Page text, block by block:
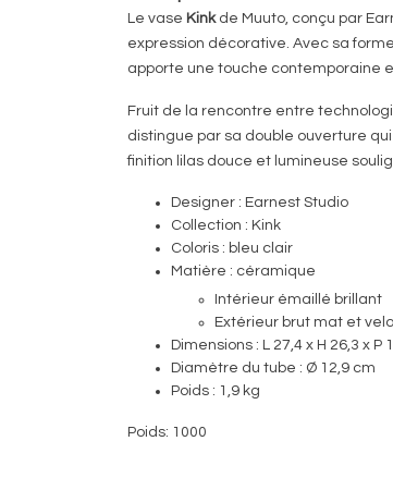
Le vase Kinkde Muuto , conçu par
expression décorative. Avec sa
apporte une touche contemporaine
Fruit de la rencontre entre
distingue par sa double ouverture
finition lilas douce et lumineuse
Designer : Earnest Studio
Collection : Kink
Coloris : bleu clair
Matière : céramique
Intérieur émaillé brillant
Extérieur brut mat et
Dimensions : L 27,4 x H 26,3 x P
Diamètre du tube : Ø 12,9 cm
Poids : 1,9 kg
Poids: 1000